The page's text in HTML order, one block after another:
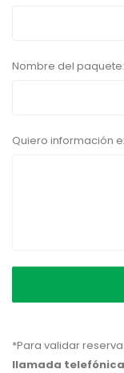
Nombre del paquete:
Quiero información
*Para validar
llamada telefónica